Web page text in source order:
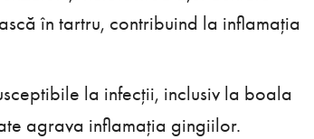
în tartru, contribuind la inflamația
la infecții, inclusiv la boala
agrava inflamația gingiilor.